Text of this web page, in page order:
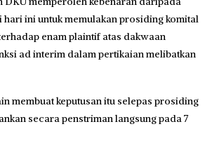
ini untuk memulakan prosiding komital
enam plaintif atas dakwaan
ad interim dalam pertikaian melibatkan
membuat keputusan itu selepas prosiding
secara penstriman langsung pada 7